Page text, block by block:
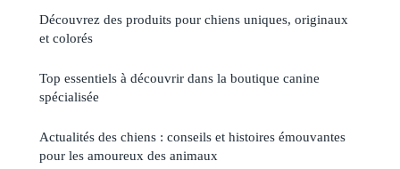
Découvrez des produits pour chiens uniques, originaux
et colorés
Top essentiels à découvrir dans la boutique canine
spécialisée
Actualités des chiens : conseils et histoires émouvantes
pour les amoureux des animaux